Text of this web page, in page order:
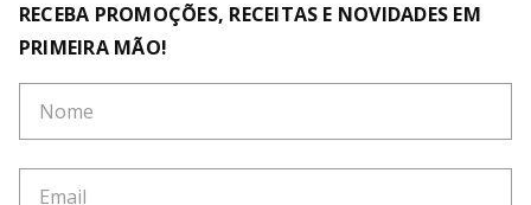
RECEBA PROMOÇÕES, RECEITAS E NOVIDADES EM
PRIMEIRA MÃO!